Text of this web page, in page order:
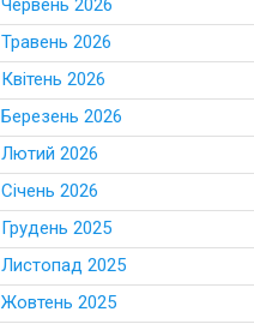
Червень 2026
Травень 2026
Квітень 2026
Березень 2026
Лютий 2026
Січень 2026
Грудень 2025
Листопад 2025
Жовтень 2025